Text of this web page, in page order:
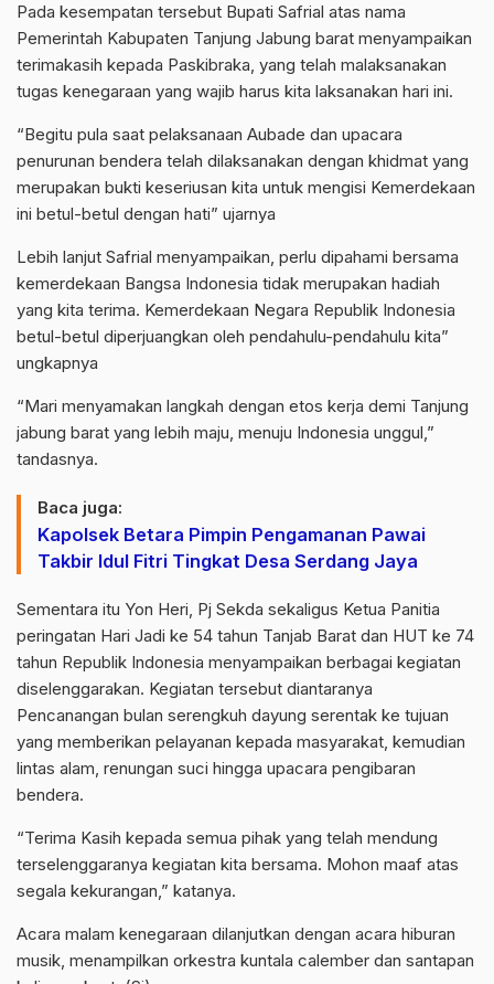
Pada kesempatan tersebut Bupati Safrial atas nama
Pemerintah Kabupaten Tanjung Jabung barat menyampaikan
terimakasih kepada Paskibraka, yang telah malaksanakan
tugas kenegaraan yang wajib harus kita laksanakan hari ini.
“Begitu pula saat pelaksanaan Aubade dan upacara
penurunan bendera telah dilaksanakan dengan khidmat yang
merupakan bukti keseriusan kita untuk mengisi Kemerdekaan
ini betul-betul dengan hati” ujarnya
Lebih lanjut Safrial menyampaikan, perlu dipahami bersama
kemerdekaan Bangsa Indonesia tidak merupakan hadiah
yang kita terima. Kemerdekaan Negara Republik Indonesia
betul-betul diperjuangkan oleh pendahulu-pendahulu kita”
ungkapnya
“Mari menyamakan langkah dengan etos kerja demi Tanjung
jabung barat yang lebih maju, menuju Indonesia unggul,”
tandasnya.
Baca juga:
Kapolsek Betara Pimpin Pengamanan Pawai
Takbir Idul Fitri Tingkat Desa Serdang Jaya
Sementara itu Yon Heri, Pj Sekda sekaligus Ketua Panitia
peringatan Hari Jadi ke 54 tahun Tanjab Barat dan HUT ke 74
tahun Republik Indonesia menyampaikan berbagai kegiatan
diselenggarakan. Kegiatan tersebut diantaranya
Pencanangan bulan serengkuh dayung serentak ke tujuan
yang memberikan pelayanan kepada masyarakat, kemudian
lintas alam, renungan suci hingga upacara pengibaran
bendera.
“Terima Kasih kepada semua pihak yang telah mendung
terselenggaranya kegiatan kita bersama. Mohon maaf atas
segala kekurangan,” katanya.
Acara malam kenegaraan dilanjutkan dengan acara hiburan
musik, menampilkan orkestra kuntala calember dan santapan